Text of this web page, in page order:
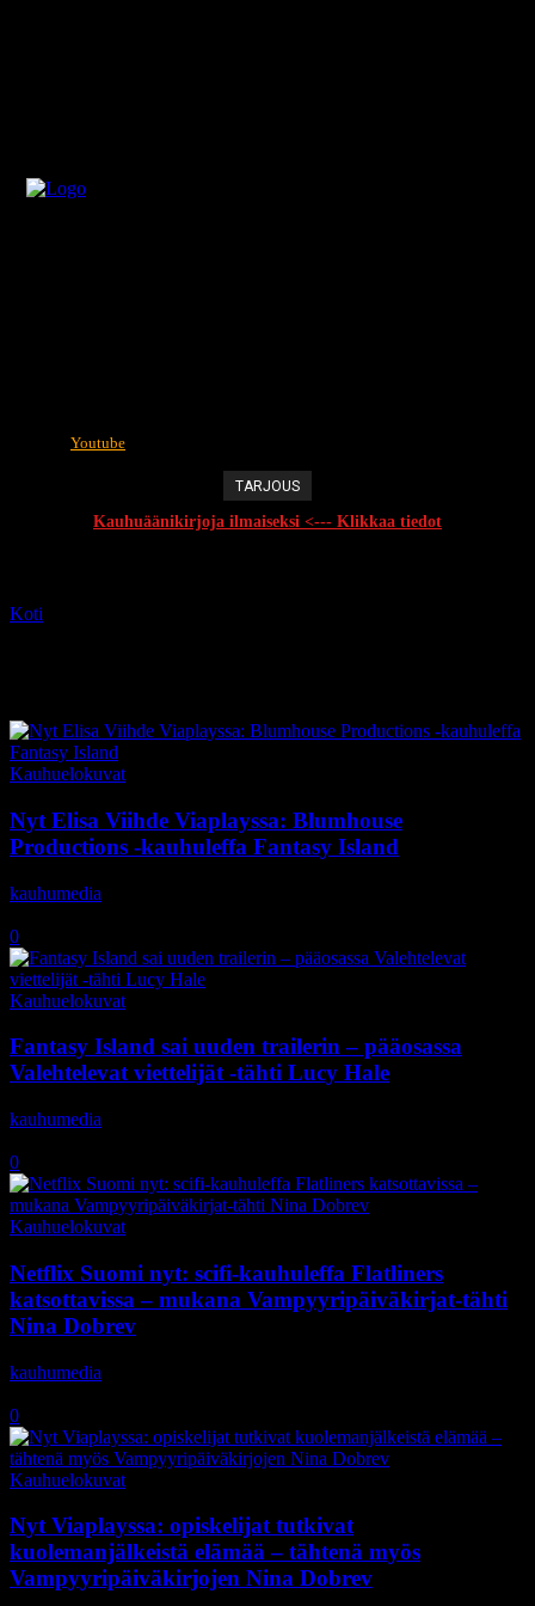
Youtube
TARJOUS
Kauhuäänikirjoja ilmaiseksi <--- Klikkaa tiedot
Koti
Kauhuelokuvat
Nyt Elisa Viihde Viaplayssa: Blumhouse
Productions -kauhuleffa Fantasy Island
kauhumedia
0
Kauhuelokuvat
Fantasy Island sai uuden trailerin – pääosassa
Valehtelevat viettelijät -tähti Lucy Hale
kauhumedia
0
Kauhuelokuvat
Netflix Suomi nyt: scifi-kauhuleffa Flatliners
katsottavissa – mukana Vampyyripäiväkirjat-tähti
Nina Dobrev
kauhumedia
0
Kauhuelokuvat
Nyt Viaplayssa: opiskelijat tutkivat
kuolemanjälkeistä elämää – tähtenä myös
Vampyyripäiväkirjojen Nina Dobrev